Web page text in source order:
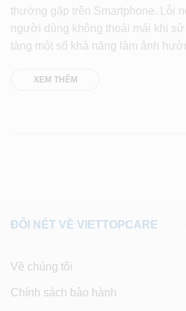
thường gặp trên Smartphone. Lỗi
người dùng không thoải mái khi
tàng một số khả năng làm ảnh
XEM THÊM
ĐÔI NÉT VỀ VIETTOPCARE
Về chúng tôi
Chính sách bảo hành